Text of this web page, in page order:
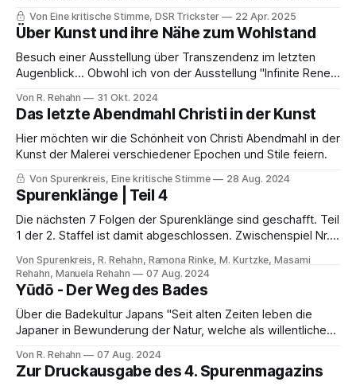
Seiten der Migration auseinanderzusetzen versucht. Der 1.
Teil ist "Die irrgläubigen Gastgeber". Es war einmal eine
Gruppe von Menschen, Gäste in fremden Ländern die aus
ihren
Von Eine kritische Stimme, DSR Trickster 22 Apr. 2025
Über Kunst und ihre Nähe zum Wohlstand
Besuch einer Ausstellung über Transzendenz im letzten
Augenblick… Obwohl ich von der Ausstellung "Infinite Renew
anerkannten Künstlerin und aus einer berühmten
japanischen Familie, schon vor einer Weile gehört hatte, war
mir der Besuch dieser wunderbaren Vernissage über
Transzendenz erst am letzten
Von R. Rehahn 31 Okt. 2024
Das letzte Abendmahl Christi in der Kunst
Hier möchten wir die Schönheit von Christi Abendmahl in der
Kunst der Malerei verschiedener Epochen und Stile feiern.
Von Spurenkreis, Eine kritische Stimme 28 Aug. 2024
Spurenklänge | Teil 4
Die nächsten 7 Folgen der Spurenklänge sind geschafft. Teil
1 der 2. Staffel ist damit abgeschlossen. Zwischenspiel Nr.
%3A%2F%2Fd3ctxlq1ktw2nl.cloudfront.net%2Fstaging%2F20
22-3-8%2F934ebfab-f5cb-cb12-95a6-
9b108cd8910e.mp3Spuren | RadioSpurenkreis Darin
besuchten wir die Werkstatt eines Ikebana-
Von Spurenkreis, R. Rehahn, Ramona Rinke, M. Kurtzke, Masami
Rehahn, Manuela Rehahn
07 Aug. 2024
Yūdō - Der Weg des Bades
Über die Badekultur Japans "Seit alten Zeiten leben die
Japaner in Bewunderung der Natur, welche als willentliche
unerschütterlicher Hingabe voranzuschreiten. Das ist es,
was die Menschen „den Weg finden“ genannt haben. Der
Von R. Rehahn 07 Aug. 2024
Zur Druckausgabe des 4. Spurenmagazins